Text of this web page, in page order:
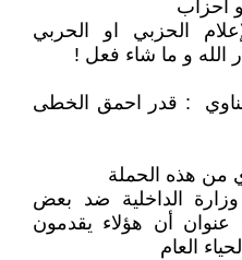
احزاب
الحزبي او الحربي
الله و ما شاء فعل !
: قدر احمق الخطى
من هذه الحملة
الداخلية ضد بعض
أن هؤلاء يقدمون
العام